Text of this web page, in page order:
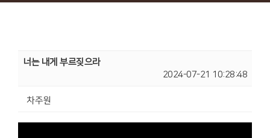
너는 내게 부르짖으라
2024-07-21 10:28:48
차주원